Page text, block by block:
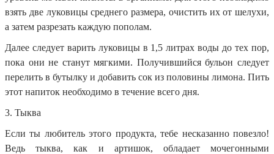
взять две луковицы среднего размера, очистить их от шелухи,
а затем разрезать каждую пополам.
Далее следует варить луковицы в 1,5 литрах воды до тех пор,
пока они не станут мягкими. Получившийся бульон следует
перелить в бутылку и добавить сок из половины лимона. Пить
этот напиток необходимо в течение всего дня.
3. Тыква
Если ты любитель этого продукта, тебе несказанно повезло!
Ведь тыква, как и артишок, обладает мочегонными